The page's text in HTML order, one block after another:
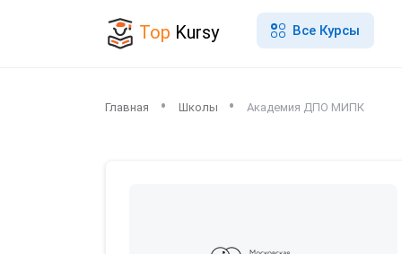
Top Kursy Все Курсы
Главная Школы Академия ДПО МИПК